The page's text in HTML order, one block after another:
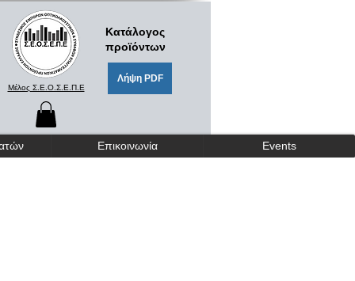
Μέλος Σ.Ε.Ο.Σ.Ε.Π.Ε
Κατάλογος
προϊόντων
Λήψη PDF
Επικοινωνία Events